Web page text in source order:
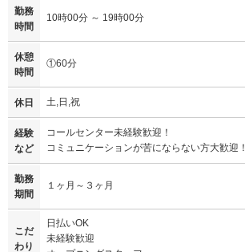
勤務
時間
10時00分 ～ 19時00分
休憩
時間
①60分
休日 土,日,祝
経験
など
コールセンター未経験歓迎！
コミュニケーションが苦にならない方大歓迎！
勤務
期間
１ヶ月～３ヶ月
こだ
わり
日払いOK
未経験歓迎